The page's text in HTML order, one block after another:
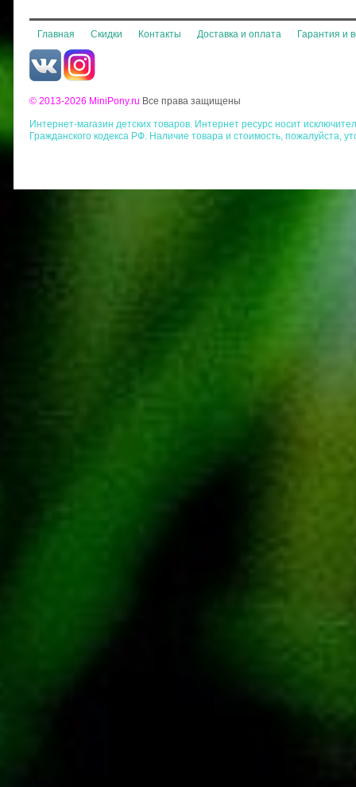
Главная Скидки Контакты Доставка и оплата Гарантия и
© 2013-2026 MiniPony.ru Все права защищены
Интернет-магазин детских товаров. Интернет ресурс носит
Гражданского кодекса РФ. Наличие товара и стоимость, пожалуйста,